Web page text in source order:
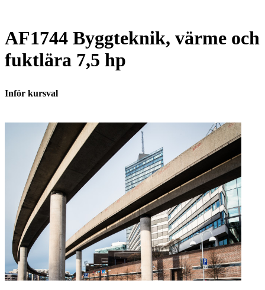
AF1744 Byggteknik, värme och
fuktlära 7,5 hp
Inför kursval